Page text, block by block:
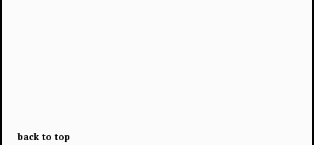
back to top